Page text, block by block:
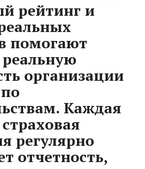
рейтинг и
помогают
организации
Каждая
регулярно
отчетность,